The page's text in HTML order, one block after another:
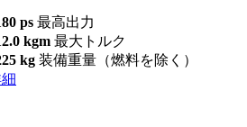
ps 最高出力
kgm 最大トルク
kg 装備重量（燃料を除く）